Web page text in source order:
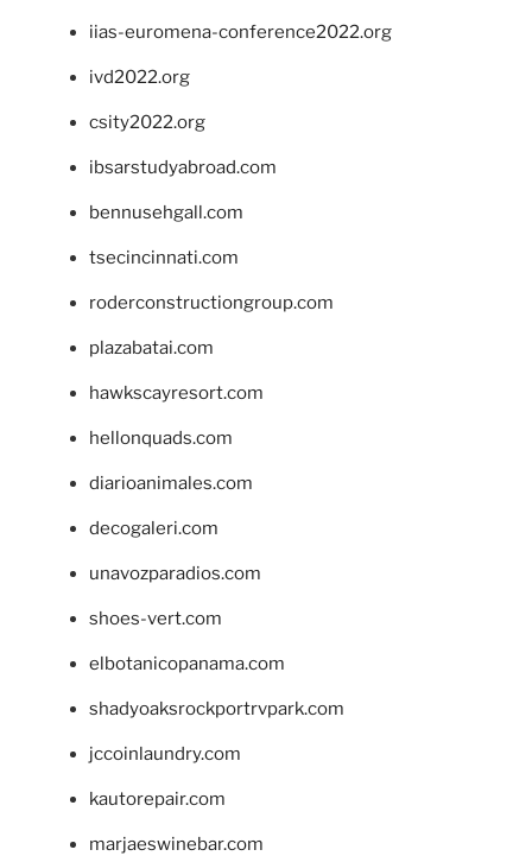
iias-euromena-conference2022.org
ivd2022.org
csity2022.org
ibsarstudyabroad.com
bennusehgall.com
tsecincinnati.com
roderconstructiongroup.com
plazabatai.com
hawkscayresort.com
hellonquads.com
diarioanimales.com
decogaleri.com
unavozparadios.com
shoes-vert.com
elbotanicopanama.com
shadyoaksrockportrvpark.com
jccoinlaundry.com
kautorepair.com
marjaeswinebar.com